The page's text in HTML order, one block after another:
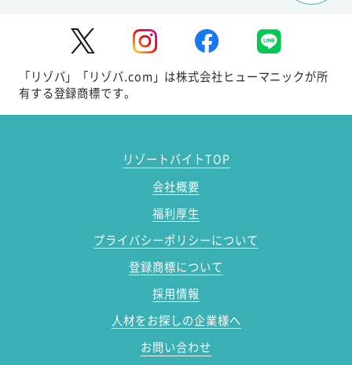
「リゾバ」「リゾバ.com」は株式会社ヒューマニックが所
有する登録商標です。
リゾートバイトTOP
会社概要
福利厚生
プライバシーポリシーについて
登録商標について
採用情報
人材をお探しの企業様へ
お問い合わせ